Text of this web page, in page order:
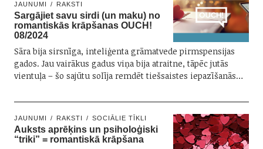
JAUNUMI RAKSTI
Sargājiet savu sirdi (un maku) no
romantiskās krāpšanas OUCH!
08/2024
Sāra bija sirsnīga, inteliģenta grāmatvede pirmspensijas
gados. Jau vairākus gadus viņa bija atraitne, tāpēc jutās
vientuļa – šo sajūtu solīja remdēt tiešsaistes iepazīšanās…
JAUNUMI RAKSTI SOCIĀLIE TĪKLI
Auksts aprēķins un psiholoģiski
“triki” = romantiskā krāpšana